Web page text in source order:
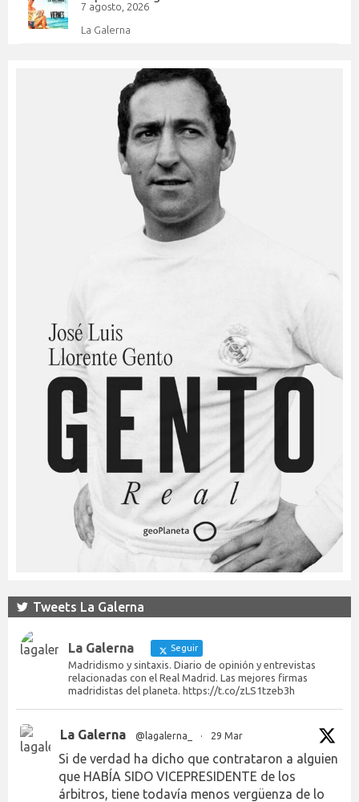
7 agosto, 2026
La Galerna
Tweets La Galerna
La Galerna Seguir
Madridismo y sintaxis. Diario de opinión y entrevistas
relacionadas con el Real Madrid. Las mejores firmas
madridistas del planeta. https://t.co/zLS1tzeb3h
La Galerna @lagalerna_ · 29 Mar
Si de verdad ha dicho que contrataron a alguien
que HABÍA SIDO VICEPRESIDENTE de los
árbitros, tiene todavía menos vergüenza de lo